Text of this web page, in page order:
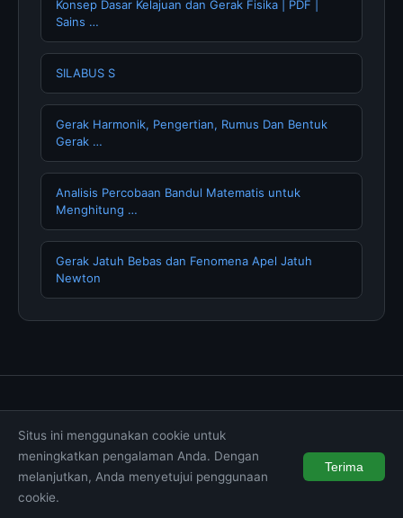
Konsep Dasar Kelajuan dan Gerak Fisika | PDF |
Sains …
SILABUS S
Gerak Harmonik, Pengertian, Rumus Dan Bentuk
Gerak …
Analisis Percobaan Bandul Matematis untuk
Menghitung …
Gerak Jatuh Bebas dan Fenomena Apel Jatuh
Newton
Syarat & Ketentuan
© 2026 wintechmobiles.com. All rights reserved.
Situs ini menggunakan cookie untuk
meningkatkan pengalaman Anda. Dengan
melanjutkan, Anda menyetujui penggunaan
cookie.
Terima